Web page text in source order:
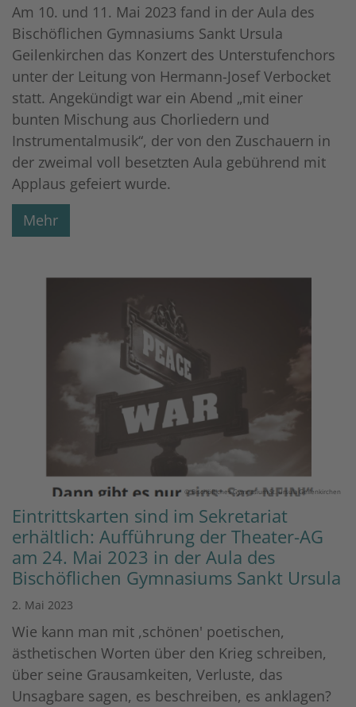
Am 10. und 11. Mai 2023 fand in der Aula des
Bischöflichen Gymnasiums Sankt Ursula
Geilenkirchen das Konzert des Unterstufenchors
unter der Leitung von Hermann-Josef Verbocket
statt. Angekündigt war ein Abend „mit einer
bunten Mischung aus Chorliedern und
Instrumentalmusik“, der von den Zuschauern in
der zweimal voll besetzten Aula gebührend mit
Applaus gefeiert wurde.
Mehr
© Bischöfliches Gymnasium St. Ursula Geilenkirchen
Eintrittskarten sind im Sekretariat
erhältlich: Aufführung der Theater-AG
am 24. Mai 2023 in der Aula des
Bischöflichen Gymnasiums Sankt Ursula
2. Mai 2023
Wie kann man mit ,schönen' poetischen,
ästhetischen Worten über den Krieg schreiben,
über seine Grausamkeiten, Verluste, das
Unsagbare sagen, es beschreiben, es anklagen?